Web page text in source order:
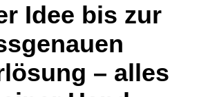
Idee bis zur
– alles